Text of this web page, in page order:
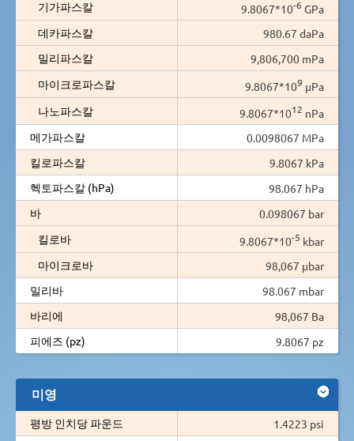
기가파스칼
9.8067*10-6 GPa
데카파스칼
980.67 daPa
밀리파스칼
9,806,700 mPa
마이크로파스칼
9.8067*109 µPa
나노파스칼
9.8067*1012 nPa
메가파스칼
0.0098067 MPa
킬로파스칼
9.8067 kPa
헥토파스칼 (hPa)
98.067 hPa
바
0.098067 bar
킬로바
9.8067*10-5 kbar
마이크로바
98,067 µbar
밀리바
98.067 mbar
바리에
98,067 Ba
피에즈 (pz)
9.8067 pz
미영
평방 인치당 파운드
1.4223 psi